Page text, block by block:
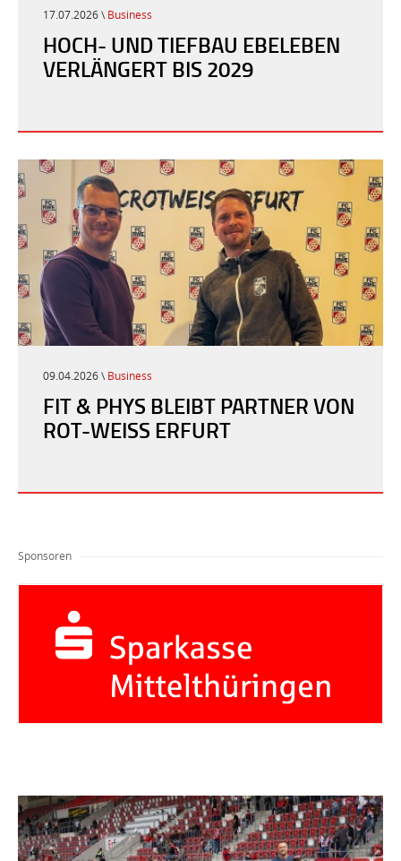
17.07.2026 \ Business
HOCH- UND TIEFBAU EBELEBEN
VERLÄNGERT BIS 2029
09.04.2026 \ Business
FIT & PHYS BLEIBT PARTNER VON
ROT-WEISS ERFURT
Sponsoren